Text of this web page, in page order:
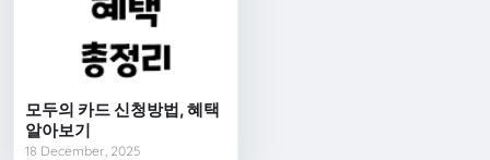
모두의 카드 신청방법, 혜택
알아보기
18 December, 2025